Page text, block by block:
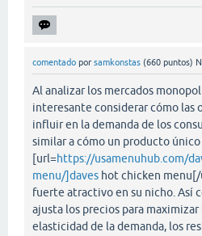
comentado por samkonstas (660 puntos)
Al analizar los mercados
interesante considerar cómo las
influir en la demanda de los
similar a cómo un producto
[url=https://usamenuhub.com/
menu/]daves hot chicken
fuerte atractivo en su nicho. Así
ajusta los precios para
elasticidad de la demanda, los